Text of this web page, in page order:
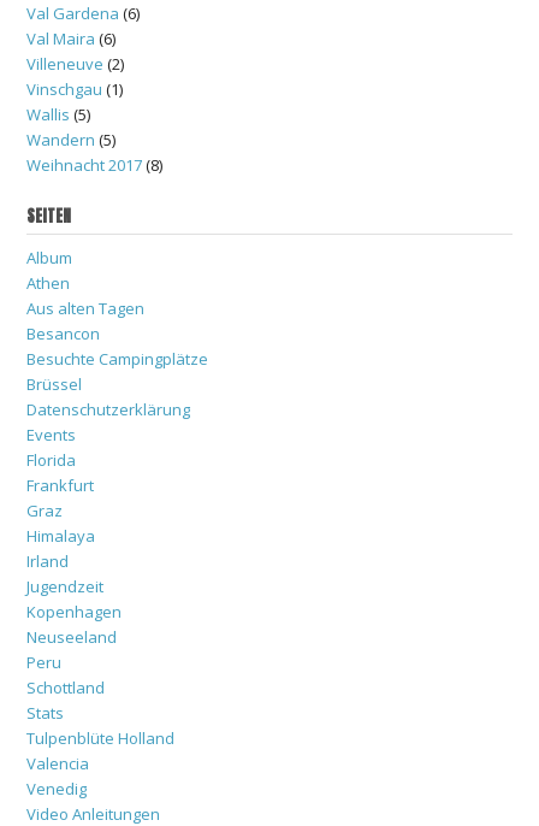
Val Gardena (6)
Val Maira (6)
Villeneuve (2)
Vinschgau (1)
Wallis (5)
Wandern (5)
Weihnacht 2017(8)
SEITEN
Album
Athen
Aus alten Tagen
Besancon
Besuchte Campingplätze
Brüssel
Datenschutzerklärung
Events
Florida
Frankfurt
Graz
Himalaya
Irland
Jugendzeit
Kopenhagen
Neuseeland
Peru
Schottland
Stats
Tulpenblüte Holland
Valencia
Venedig
Video Anleitungen